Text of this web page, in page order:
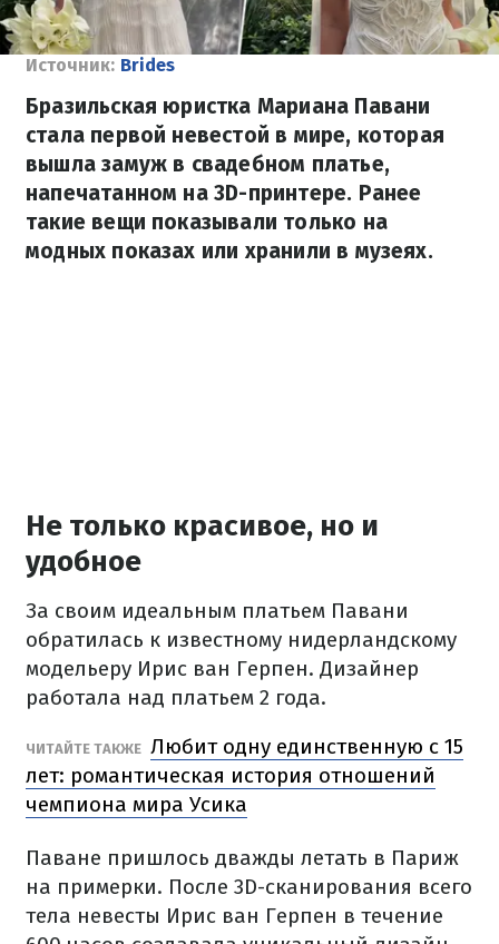
Источник: Brides
Бразильская юристка Мариана Павани
стала первой невестой в мире, которая
вышла замуж в свадебном платье,
напечатанном на 3D-принтере. Ранее
такие вещи показывали только на
модных показах или хранили в музеях.
Не только красивое, но и
удобное
За своим идеальным платьем Павани
обратилась к известному нидерландскому
модельеру Ирис ван Герпен. Дизайнер
работала над платьем 2 года.
ЧИТАЙТЕ ТАКЖЕ Любит одну единственную с 15
лет: романтическая история отношений
чемпиона мира Усика
Паване пришлось дважды летать в Париж
на примерки. После 3D-сканирования всего
тела невесты Ирис ван Герпен в течение